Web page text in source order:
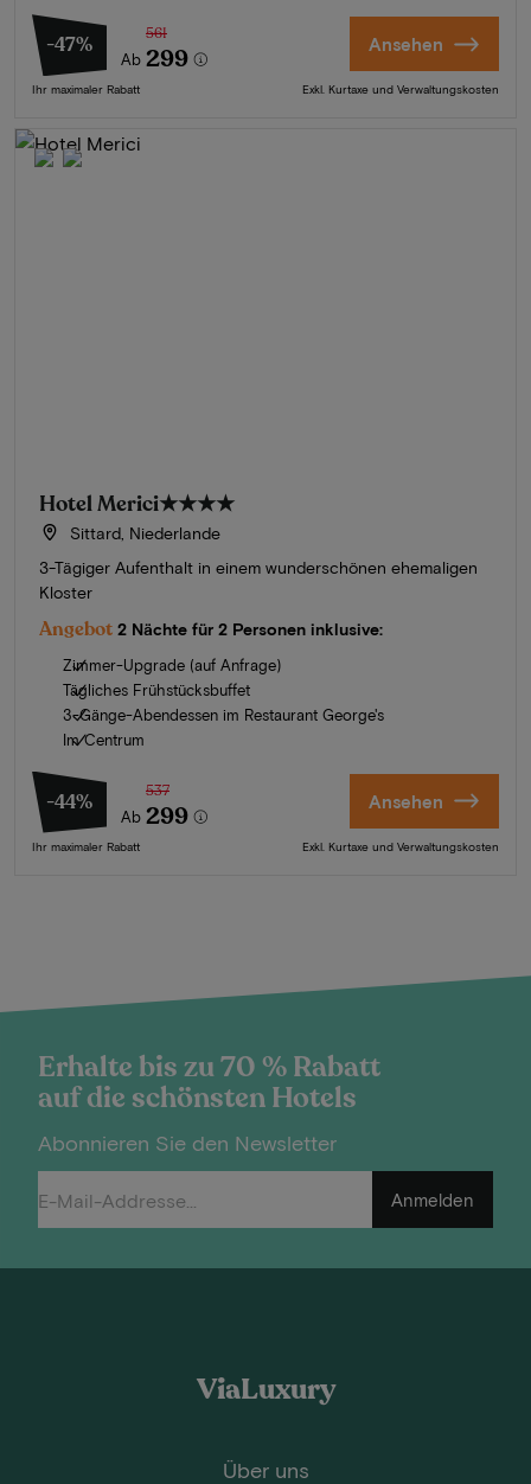
-47%
Ab
561
299
Ihr maximaler Rabatt
Ansehen
Exkl. Kurtaxe und Verwaltungskosten
Hotel Merici★★★★
Sittard, Niederlande
3-Tägiger Aufenthalt in einem wunderschönen ehemaligen
Kloster
Angebot 2 Nächte für 2 Personen inklusive:
Zimmer-Upgrade (auf Anfrage)
Tägliches Frühstücksbuffet
3-Gänge-Abendessen im Restaurant George's
Im Centrum
-44%
Ab
537
299
Ihr maximaler Rabatt
Ansehen
Exkl. Kurtaxe und Verwaltungskosten
Erhalte bis zu 70 % Rabatt
auf die schönsten Hotels
Abonnieren Sie den Newsletter
Anmelden
ViaLuxury
Über uns